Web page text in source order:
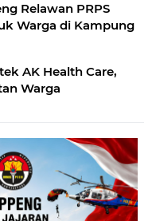
Relawan PRPS
Warga di Kampung
AK Health Care,
Warga